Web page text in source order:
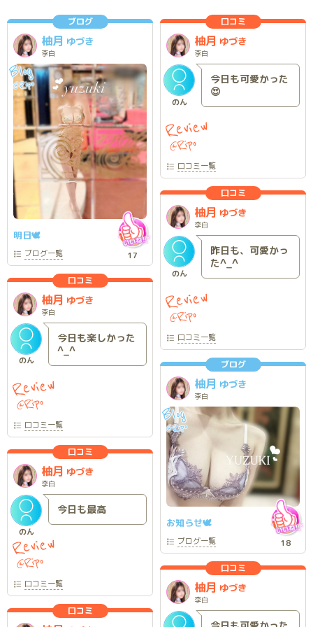
ブログ
柚月 ゆづき
李白
Blog
@Ripo
明日🕊️
ブログ一覧 17
口コミ
柚月 ゆづき
李白
のん
今日も可愛かった
😍
口コミ一覧
Review
@Ripo
口コミ
柚月 ゆづき
李白
のん
昨日も、可愛かっ
た^_^
口コミ一覧
Review
@Ripo
口コミ
柚月 ゆづき
李白
のん
今日も楽しかった
^_^
口コミ一覧
Review
@Ripo
ブログ
柚月 ゆづき
李白
Blog
@Ripo
お知らせ🕊
ブログ一覧 18
口コミ
柚月 ゆづき
李白
のん
今日も最高
口コミ一覧
Review
@Ripo 口コミ
柚月 ゆづき
李白
口コミ